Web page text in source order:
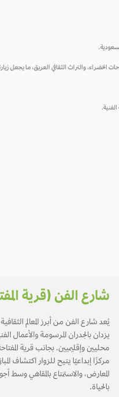
والتراث الثقافي العريق، ما يجعل
شارع الفن (قرية
يُعد شارع الفن من أبرز المعالم
يزدان بالجدران المرسومة والأعمال
محليين وإقليميين. بجانب قرية
مركزًا إبداعيًا يتيح للزوار اكتشاف
المعارض، والاستمتاع بالمقاهي وسط
بالحياة.